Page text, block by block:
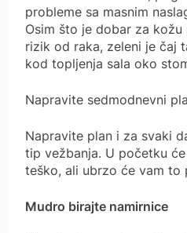
probleme sa masnim
Osim što je dobar za
rizik od raka, zeleni je čaj
kod topljenja sala oko
Napravite sedmodnevni
Napravite plan i za svaki
tip vežbanja. U početku
teško, ali ubrzo će vam to
Mudro birajte namirnice